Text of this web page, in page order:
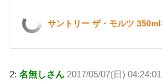
サントリー ザ・モルツ
2: 名無しさん 2017/05/07(日)